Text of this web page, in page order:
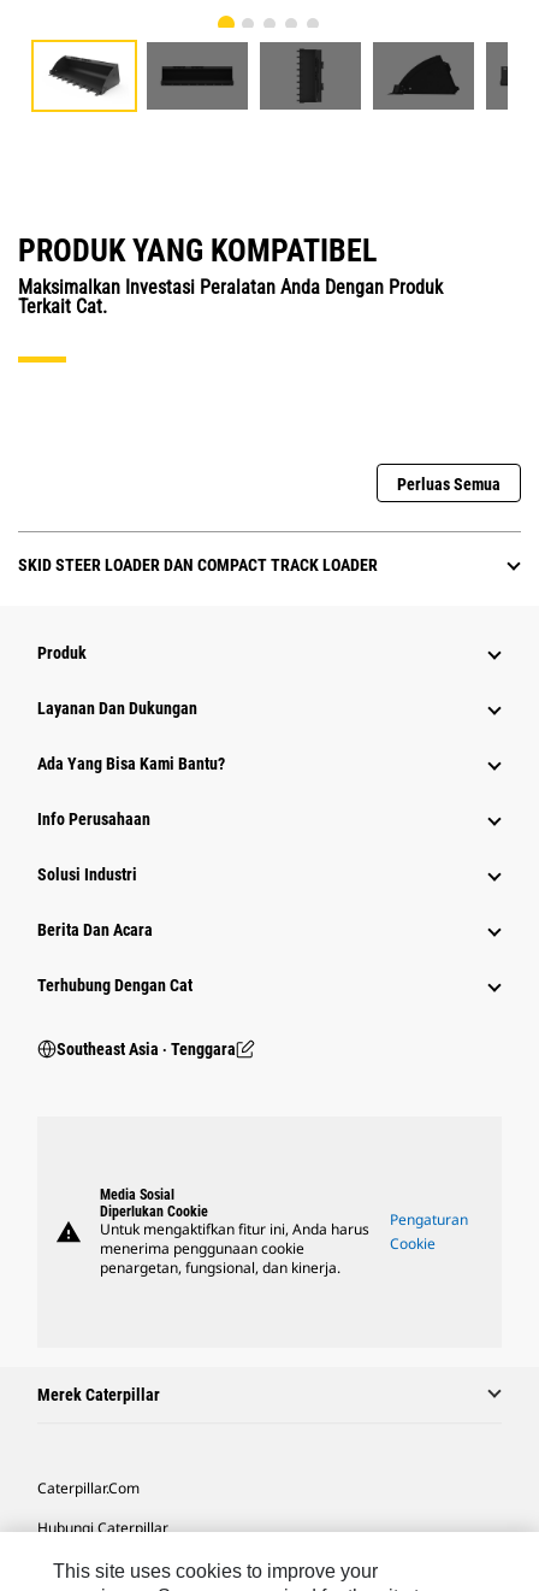
PRODUK YANG KOMPATIBEL
Maksimalkan Investasi Peralatan Anda Dengan Produk
Terkait Cat.
Perluas Semua
SKID STEER LOADER DAN COMPACT TRACK LOADER
Produk
Layanan Dan Dukungan
Ada Yang Bisa Kami Bantu?
Info Perusahaan
Solusi Industri
Berita Dan Acara
Terhubung Dengan Cat
Southeast Asia ‧ Tenggara
warning
Media Sosial
Diperlukan Cookie
Untuk mengaktifkan fitur ini, Anda harus
menerima penggunaan cookie
penargetan, fungsional, dan kinerja.
Pengaturan
Cookie
Merek Caterpillar
Caterpillar.com
Hubungi Caterpillar
Preferensi Pemasaran Saya
This site uses cookies to improve your